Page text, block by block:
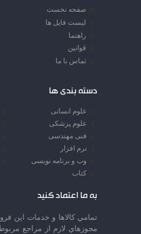
صفحه نخست
لیست فایل ها
راهنما
قوانین
تماس با ما
دسته بندی ها
علوم انسانی
علوم پزشکی
فنی مهندسی
نرم افزار
وب و برنامه نویسی
کتاب
به ما اعتماد کنید
تمامي كالاها و خدمات اين
مجوزهاي لازم از مراجع